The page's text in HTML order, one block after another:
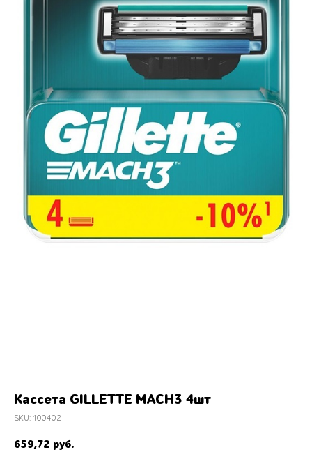
Кассета GILLETTE MACH3 4шт
SKU: 100402
659,72 руб.